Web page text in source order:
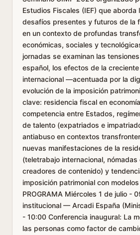
Estudios Fiscales (IEF) que aborda
desafíos presentes y futuros de la
en un contexto de profundas
económicas, sociales y
jornadas se examinan las
español, los efectos de la
internacional —acentuada por la
evolución de la imposición
clave: residencia fiscal en
competencia entre Estados,
de talento (expatriados e
antiabuso en contextos
nuevas manifestaciones de la
(teletrabajo internacional, nómadas
creadores de contenido) y
imposición patrimonial con
PROGRAMA Miércoles 1 de julio -
institucional — Arcadi España
- 10:00 Conferencia inaugural: La
las personas como factor de